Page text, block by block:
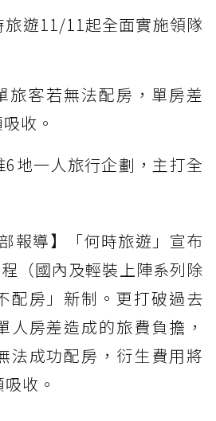
旅遊11/11起全面實施領隊
旅客若無法配房，單房差
收。
6地一人旅行企劃，主打全
報導】「何時旅遊」宣布
（國內及輕裝上陣系列除
配房」新制。更打破過去
人房差造成的旅費負擔，
法成功配房，衍生費用將
收。